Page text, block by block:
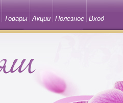
Товары Акции Полезное Вход